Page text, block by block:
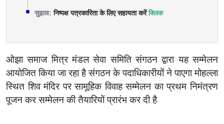
सुझाव:निष्पक्ष पत्रकारिता के लिए सहायता करेंक्लिक
ओझा समाज मित्र मंडल सेवा समिति संगठन द्वारा यह सम्मेलन
आयोजित किया जा रहा है संगठन के पदाधिकारीयों ने पाएगा मोहल्ला
स्थित शिव मंदिर पर सामूहिक विवाह सम्मेलन का प्रथम निमंत्रण
पूजन कर सम्मेलन की तैयारियों प्रारंभ कर दी है